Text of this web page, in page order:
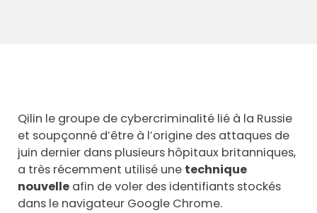
Qilin le groupe de cybercriminalité lié à la Russie
et soupçonné d’être à l’origine des attaques de
juin dernier dans plusieurs hôpitaux britanniques,
a très récemment utilisé une technique
nouvelleafin de voler des identifiants stockés
dans le navigateur Google Chrome.